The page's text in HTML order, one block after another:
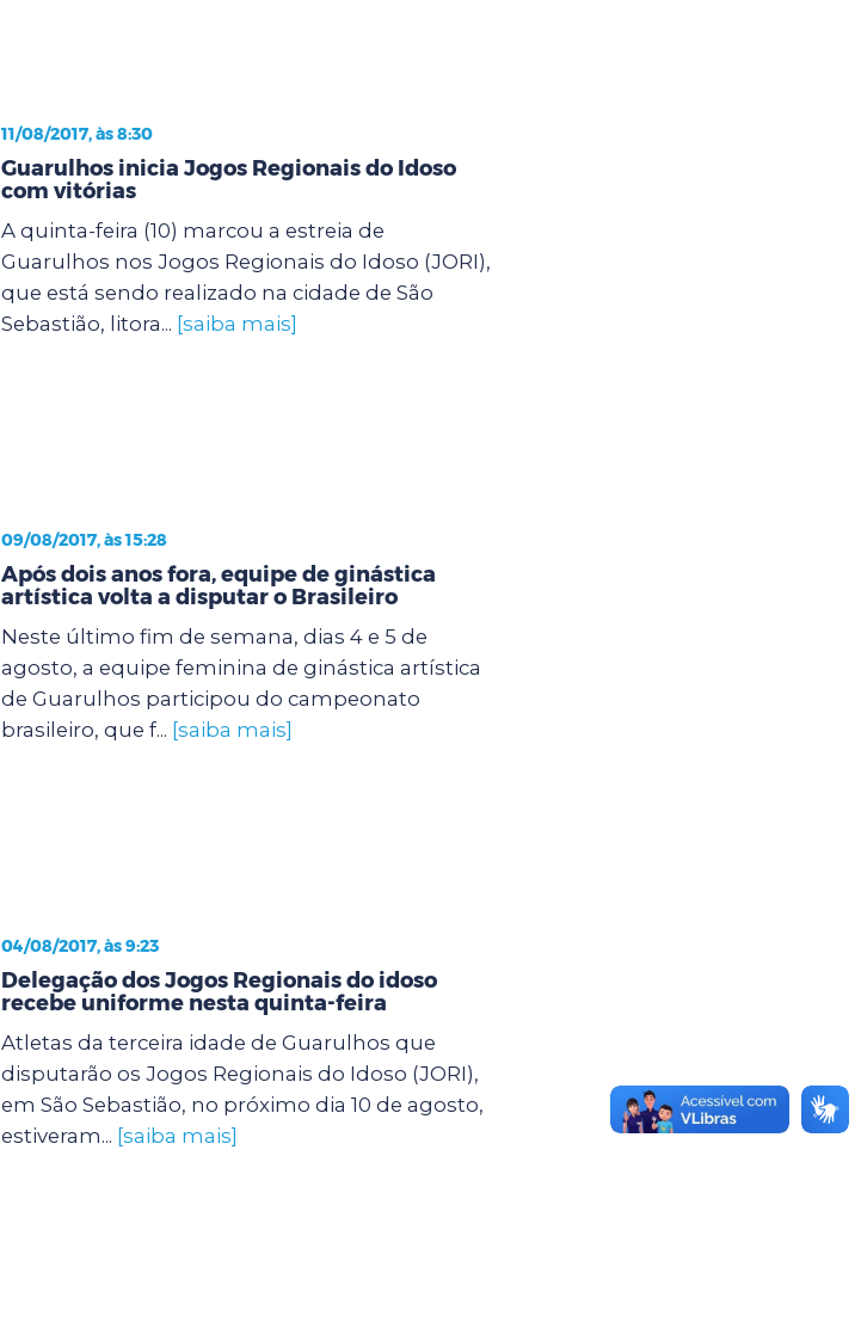
11/08/2017, às 8:30
Guarulhos inicia Jogos Regionais do Idoso
com vitórias
A quinta-feira (10) marcou a estreia de
Guarulhos nos Jogos Regionais do Idoso (JORI),
que está sendo realizado na cidade de São
Sebastião, litora... [saiba mais]
09/08/2017, às 15:28
Após dois anos fora, equipe de ginástica
artística volta a disputar o Brasileiro
Neste último fim de semana, dias 4 e 5 de
agosto, a equipe feminina de ginástica artística
de Guarulhos participou do campeonato
brasileiro, que f... [saiba mais]
04/08/2017, às 9:23
Delegação dos Jogos Regionais do idoso
recebe uniforme nesta quinta-feira
Atletas da terceira idade de Guarulhos que
disputarão os Jogos Regionais do Idoso (JORI),
em São Sebastião, no próximo dia 10 de agosto,
estiveram... [saiba mais]